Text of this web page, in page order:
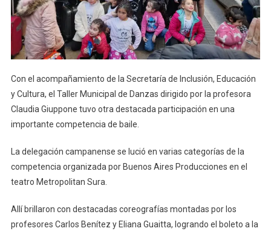
Con el acompañamiento de la Secretaría de Inclusión, Educación
y Cultura, el Taller Municipal de Danzas dirigido por la profesora
Claudia Giuppone tuvo otra destacada participación en una
importante competencia de baile.
La delegación campanense se lució en varias categorías de la
competencia organizada por Buenos Aires Producciones en el
teatro Metropolitan Sura.
Allí brillaron con destacadas coreografías montadas por los
profesores Carlos Benítez y Eliana Guaitta, logrando el boleto a la